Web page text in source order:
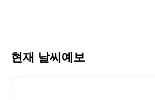
현재 날씨예보